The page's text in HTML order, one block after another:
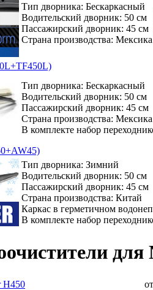
Тип дворника: Бескаркасный
Водительский дворник: 50 см
Пассажирский дворник: 45 см
Страна производства: Мексика
Тип дворника: Бескаркасный
Водительский дворник: 50 см
Пассажирский дворник: 45 см
Страна производства: Мексика
В комплекте набор
Тип дворника: Зимний
Водительский дворник: 50 см
Пассажирский дворник: 45 см
Страна производства: Китай
Каркас в герметичном
В комплекте набор
для
H450